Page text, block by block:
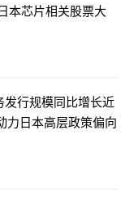
日本芯片相关股票大
发行规模同比增长近
力 日本高层政策偏向